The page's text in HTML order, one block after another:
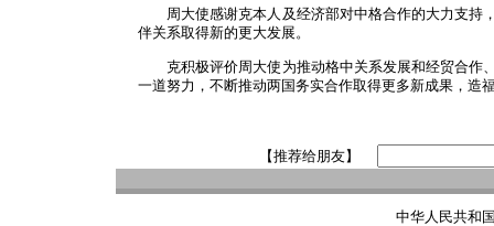
周大使感谢克本人及经济部对中格合作的大力支持
伴关系取得新的更大发展。
克积极评价周大使为推动格中关系发展和经贸合作
一道努力，不断推动两国务实合作取得更多新成果，造
【推荐给朋友】
中华人民共和